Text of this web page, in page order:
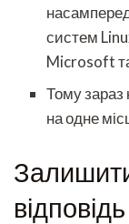
систем
Microsoft
Тому зараз
на одне
відповідь